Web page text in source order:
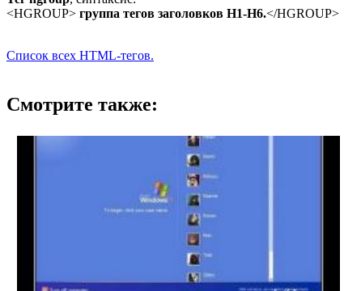
<HGROUP> группа тегов заголовков H1-H6.</HGROUP>
Список всех HTML-тегов.
Смотрите также: